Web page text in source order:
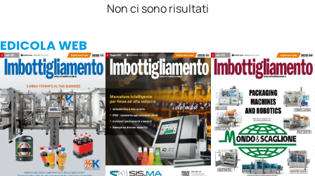
Non ci sono risultati
EDICOLA WEB